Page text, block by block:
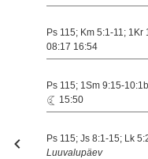
Ps 115; Km 5:1-11; 1Kr
08:17 16:54
Ps 115; 1Sm 9:15-
15:50
Ps 115; Js 8:1-15; Lk
Luuvalupäev